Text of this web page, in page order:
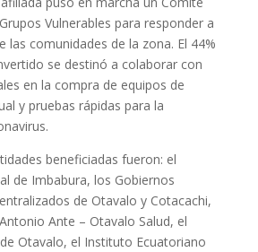
Vulnerables para responder a
las comunidades de la zona. El 44%
se destinó a colaborar con
en la compra de equipos de
y pruebas rápidas para la
beneficiadas fueron: el
de Imbabura, los Gobiernos
de Otavalo y Cotacachi,
Ante – Otavalo Salud, el
Otavalo, el Instituto Ecuatoriano